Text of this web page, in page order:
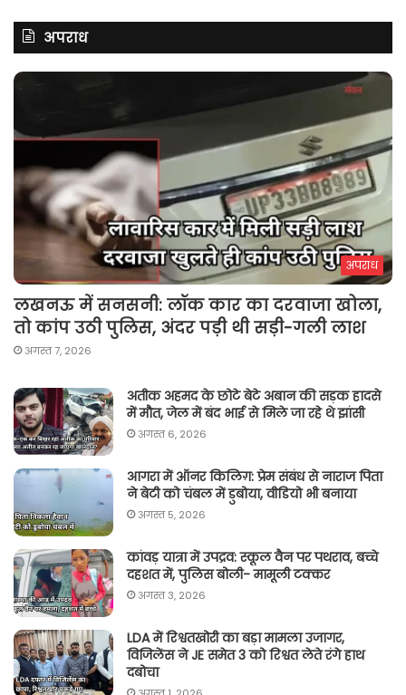
अपराध
अपराध
लखनऊ में सनसनी: लॉक कार का दरवाजा खोला,
तो कांप उठी पुलिस, अंदर पड़ी थी सड़ी-गली लाश
अगस्त 7, 2026
अतीक अहमद के छोटे बेटे अबान की सड़क हादसे
में मौत, जेल में बंद भाई से मिले जा रहे थे झांसी
अगस्त 6, 2026
आगरा में ऑनर किलिग़: प्रेम संबंध से नाराज पिता
ने बेटी को चंबल में डुबोया, वीडियो भी बनाया
अगस्त 5, 2026
कांवड़ यात्रा में उपद्रव: स्कूल वैन पर पथराव, बच्चे
दहशत में, पुलिस बोली- मामूली टक्कर
अगस्त 3, 2026
LDA में रिश्वतखोरी का बड़ा मामला उजागर,
विजिलेंस ने JE समेत 3 को रिश्वत लेते रंगे हाथ
दबोचा